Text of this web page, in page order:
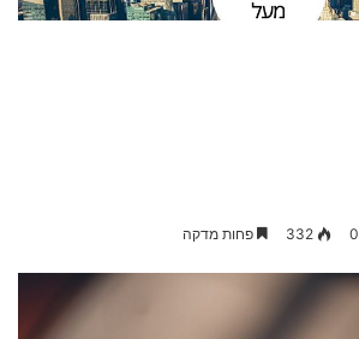
0
332 פחות מדקה